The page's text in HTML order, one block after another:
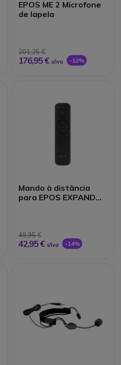
EPOS ME 2 Microfone
de lapela
201,25 €
176,95 € s/iva -12%
Mando à distância
para EPOS EXPAND
49,95 €
42,95 € s/iva -14%